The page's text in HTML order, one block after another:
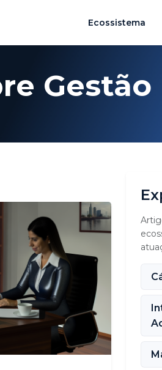
Ecossistema
Gestão